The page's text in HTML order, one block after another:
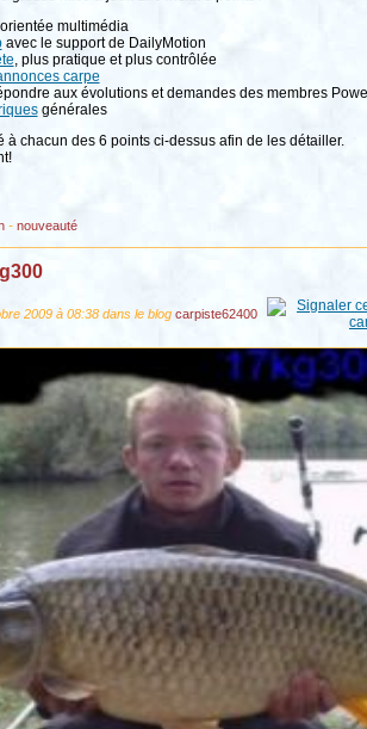
multimédia
avec le support de DailyMotion
, plus pratique et plus contrôlée
carpe
aux évolutions et demandes des membres
générales
chacun des 6 points ci-dessus afin de les détailler.
- nouveauté
2009 à 08:38 dans le blog carpiste62400